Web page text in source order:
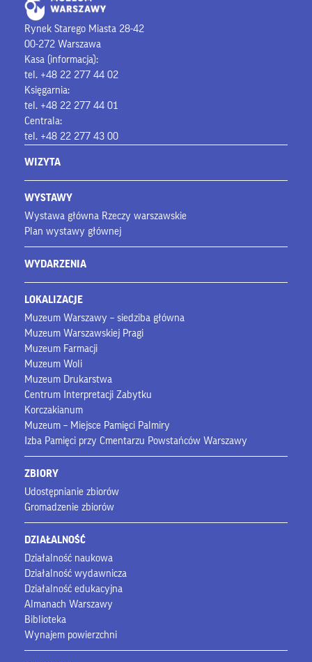
Rynek Starego Miasta 28-42
00-272 Warszawa
Kasa (informacja):
tel. +48 22 277 44 02
Księgarnia:
tel. +48 22 277 44 01
Centrala:
tel. +48 22 277 43 00
WIZYTA
WYSTAWY
Wystawa główna Rzeczy warszawskie
Plan wystawy głównej
WYDARZENIA
LOKALIZACJE
Muzeum Warszawy – siedziba główna
Muzeum Warszawskiej Pragi
Muzeum Farmacji
Muzeum Woli
Muzeum Drukarstwa
Centrum Interpretacji Zabytku
Korczakianum
Muzeum – Miejsce Pamięci Palmiry
Izba Pamięci przy Cmentarzu Powstańców Warszawy
ZBIORY
Udostępnianie zbiorów
Gromadzenie zbiorów
DZIAŁALNOŚĆ
Działalność naukowa
Działalność wydawnicza
Działalność edukacyjna
Almanach Warszawy
Biblioteka
Wynajem powierzchni